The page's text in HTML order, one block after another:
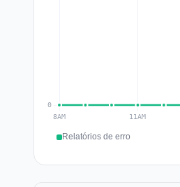
Relatórios de erro